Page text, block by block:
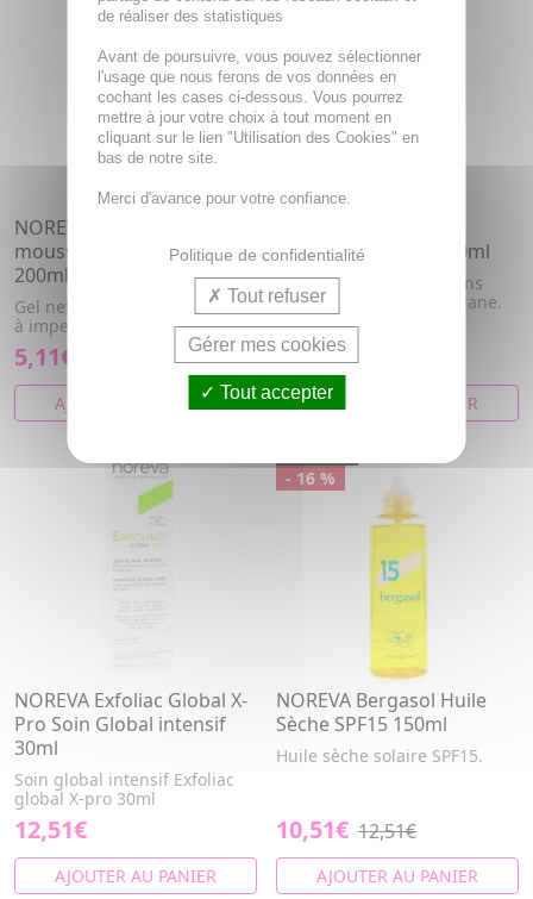
NOREVA Exfoliac gel
moussant doux flacon
200ml
Gel nettoyant/purifiant. Peaux
à imperfections. Visage.
5,11€
AJOUTER AU PANIER
dermo-nettoyant 150ml
Gel dermo-nettoyant sans
savon à l'extrait de bardane.
7,20€
AJOUTER AU PANIER
NOREVA Exfoliac Global X-
Pro Soin Global intensif
30ml
Soin global intensif Exfoliac
global X-pro 30ml
12,51€
AJOUTER AU PANIER
- 16 %
NOREVA Bergasol Huile
Sèche SPF15 150ml
Huile sèche solaire SPF15.
10,51€ 12,51€
AJOUTER AU PANIER
de réaliser des statistiques
Avant de poursuivre, vous pouvez sélectionner
l'usage que nous ferons de vos données en
cochant les cases ci-dessous. Vous pourrez
mettre à jour votre choix à tout moment en
cliquant sur le lien "Utilisation des Cookies" en
bas de notre site.
Merci d'avance pour votre confiance.
Politique de confidentialité
Tout refuser
Gérer mes cookies
Tout accepter